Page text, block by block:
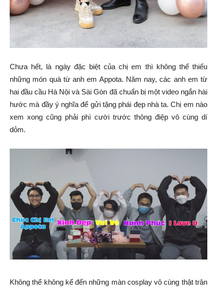
Chưa hết, là ngày đặc biệt của chị em thì không thể thiếu
những món quà từ anh em Appota. Năm nay, các anh em từ
hai đầu cầu Hà Nội và Sài Gòn đã chuẩn bị một video ngắn hài
hước mà đầy ý nghĩa để gửi tặng phái đẹp nhà ta. Chị em nào
xem xong cũng phải phì cười trước thông điệp vô cùng dí
dỏm.
Không thể không kể đến những màn cosplay vô cùng thật trân